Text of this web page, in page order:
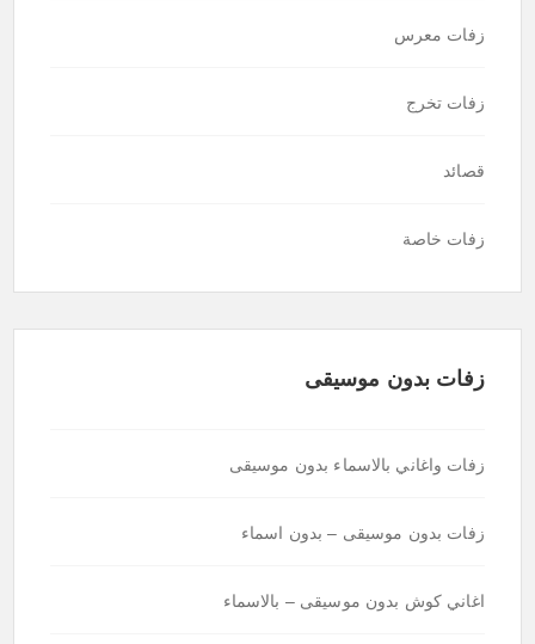
زفات معرس
زفات تخرج
قصائد
زفات خاصة
زفات بدون موسيقى
زفات واغاني بالاسماء بدون موسيقى
زفات بدون موسيقى – بدون اسماء
اغاني كوش بدون موسيقى – بالاسماء